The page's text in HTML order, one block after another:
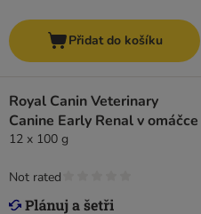
Přidat do košíku
Royal Canin Veterinary
Canine Early Renal v omáčce
12 x 100 g
Not rated